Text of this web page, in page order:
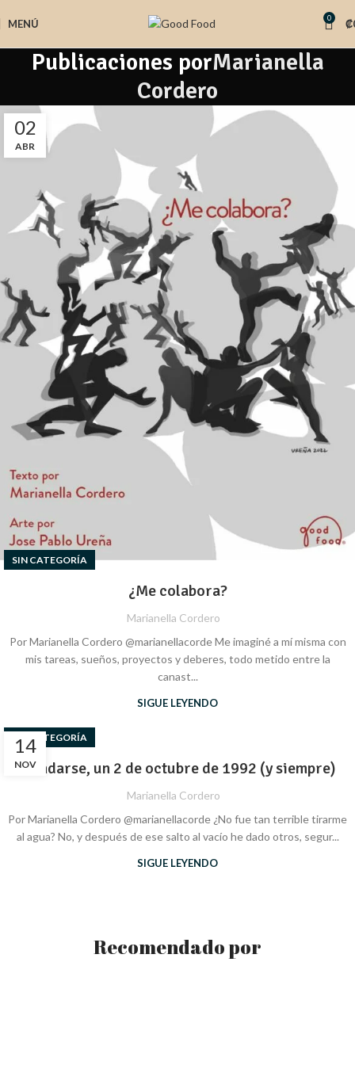
MENÚ 0 ₡
Publicaciones porMarianella
Cordero
02
ABR
SIN CATEGORÍA
¿Me colabora?
Marianella Cordero
Por Marianella Cordero @marianellacorde Me imaginé a mí misma con
mis tareas, sueños, proyectos y deberes, todo metido entre la
canast...
SIGUE LEYENDO
14
NOV
SIN CATEGORÍA
​​Mandarse, un 2 de octubre de 1992 (y siempre)
Marianella Cordero
Por Marianella Cordero @marianellacorde ¿No fue tan terrible tirarme
al agua? No, y después de ese salto al vacío he dado otros, segur...
SIGUE LEYENDO
Recomendado por